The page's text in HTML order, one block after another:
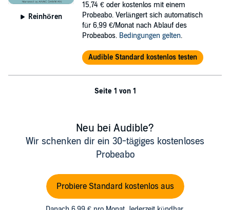
Reinhören
15,74 € oder kostenlos mit einem
Probeabo. Verlängert sich automatisch
für 6,99 €/Monat nach Ablauf des
Probeabos. Bedingungen gelten.
Audible Standard kostenlos testen
Seite 1 von 1
Neu bei Audible?
Wir schenken dir ein 30-tägiges kostenloses
Probeabo
Probiere Standard kostenlos aus